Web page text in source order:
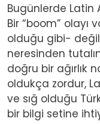
Bugünlerde Latin
Bir “boom” olayı
olduğu gibi- değil
neresinden
doğru bir ağırlık
oldukça zordur,
ve sığ olduğu
bir bilgi setine